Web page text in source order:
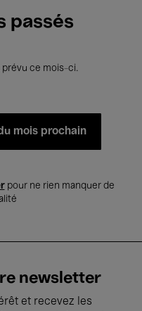
passés
ce mois-ci.
mois prochain
pour ne rien manquer de
newsletter
et recevez les